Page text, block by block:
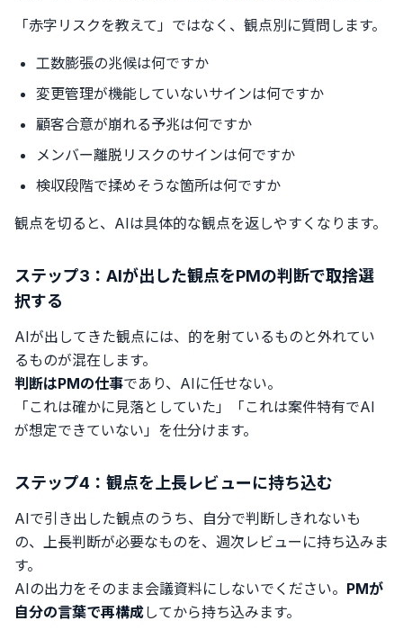
「赤字リスクを教えて」ではなく、観点別に質問します。
工数膨張の兆候は何ですか
変更管理が機能していないサインは何ですか
顧客合意が崩れる予兆は何ですか
メンバー離脱リスクのサインは何ですか
検収段階で揉めそうな箇所は何ですか
観点を切ると、AIは具体的な観点を返しやすくなります。
ステップ3：AIが出した観点をPMの判断で取捨選
択する
AIが出してきた観点には、的を射ているものと外れてい
るものが混在します。
判断はPMの仕事であり、AIに任せない。
「これは確かに見落としていた」「これは案件特有でAI
が想定できていない」を仕分けます。
ステップ4：観点を上長レビューに持ち込む
AIで引き出した観点のうち、自分で判断しきれないも
の、上長判断が必要なものを、週次レビューに持ち込みま
す。
AIの出力をそのまま会議資料にしないでください。 PMが
自分の言葉で再構成してから持ち込みます。